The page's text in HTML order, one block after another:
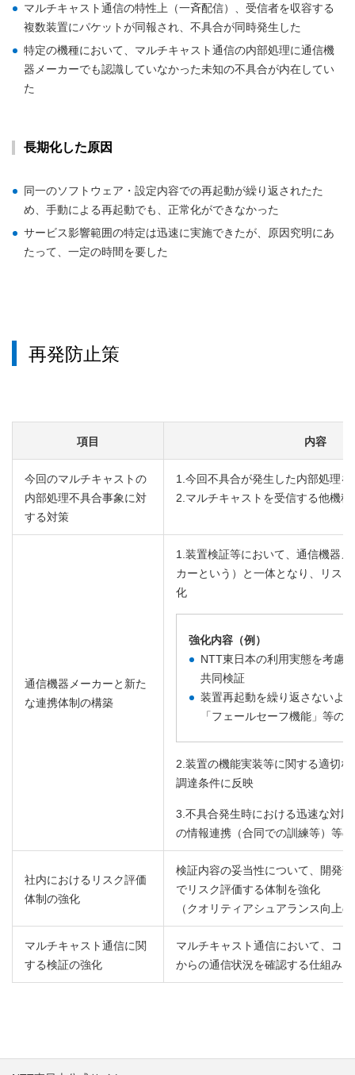
マルチキャスト通信の特性上（一斉配信）、受信者を収容する
複数装置にパケットが同報され、不具合が同時発生した
特定の機種において、マルチキャスト通信の内部処理に通信機
器メーカーでも認識していなかった未知の不具合が内在してい
た
長期化した原因
同一のソフトウェア・設定内容での再起動が繰り返されたた
め、手動による再起動でも、正常化ができなかった
サービス影響範囲の特定は迅速に実施できたが、原因究明にあ
たって、一定の時間を要した
再発防止策
項目 内容
今回のマルチキャストの
内部処理不具合事象に対
する対策
1.今回不具合が発生した内部処理を
2.マルチキャストを受信する他機
通信機器メーカーと新た
な連携体制の構築
1.装置検証等において、通信機器
カーという）と一体となり、リス
化
強化内容（例）
NTT東日本の利用実態を考慮
共同検証
装置再起動を繰り返さないよ
「フェールセーフ機能」等の
2.装置の機能実装等に関する適切
調達条件に反映
3.不具合発生時における迅速な対
の情報連携（合同での訓練等）等
社内におけるリスク評価
体制の強化
検証内容の妥当性について、開発
でリスク評価する体制を強化
（クオリティアシュアランス向上
マルチキャスト通信に関
する検証の強化
マルチキャスト通信において、コ
からの通信状況を確認する仕組み